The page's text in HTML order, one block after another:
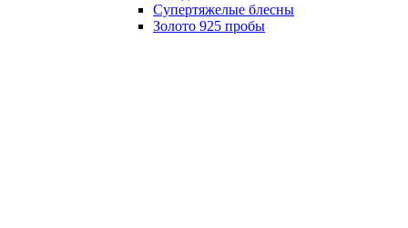
Супертяжелые блесны
Золото 925 пробы